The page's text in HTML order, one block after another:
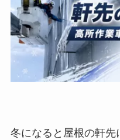
冬になると屋根の軒先